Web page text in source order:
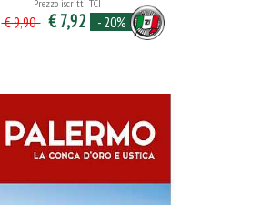
Prezzo iscritti TCI
€ 9,90 € 7,92 - 20%